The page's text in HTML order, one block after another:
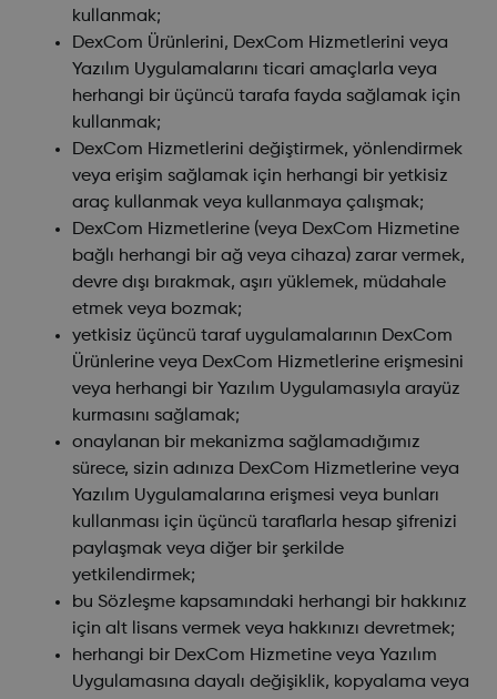
kullanmak;
DexCom Ürünlerini, DexCom Hizmetlerini veya
Yazılım Uygulamalarını ticari amaçlarla veya
herhangi bir üçüncü tarafa fayda sağlamak için
kullanmak;
DexCom Hizmetlerini değiştirmek, yönlendirmek
veya erişim sağlamak için herhangi bir yetkisiz
araç kullanmak veya kullanmaya çalışmak;
DexCom Hizmetlerine (veya DexCom Hizmetine
bağlı herhangi bir ağ veya cihaza) zarar vermek,
devre dışı bırakmak, aşırı yüklemek, müdahale
etmek veya bozmak;
yetkisiz üçüncü taraf uygulamalarının DexCom
Ürünlerine veya DexCom Hizmetlerine erişmesini
veya herhangi bir Yazılım Uygulamasıyla arayüz
kurmasını sağlamak;
onaylanan bir mekanizma sağlamadığımız
sürece, sizin adınıza DexCom Hizmetlerine veya
Yazılım Uygulamalarına erişmesi veya bunları
kullanması için üçüncü taraflarla hesap şifrenizi
paylaşmak veya diğer bir şerkilde
yetkilendirmek;
bu Sözleşme kapsamındaki herhangi bir hakkınız
için alt lisans vermek veya hakkınızı devretmek;
herhangi bir DexCom Hizmetine veya Yazılım
Uygulamasına dayalı değişiklik, kopyalama veya